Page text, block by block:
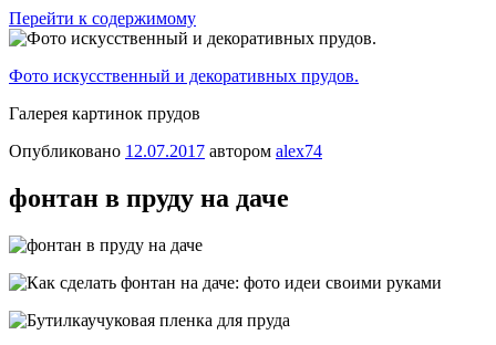
Перейти к содержимому
Фото искусственный и декоративных прудов.
Галерея картинок прудов
Опубликовано 12.07.2017 автором alex74
фонтан в пруду на даче